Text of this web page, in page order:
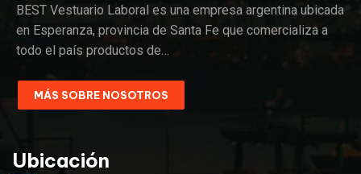
BEST Vestuario Laboral es una empresa argentina ubicada
en Esperanza, provincia de Santa Fe que comercializa a
todo el país productos de…
MÁS SOBRE NOSOTROS
Ubicación